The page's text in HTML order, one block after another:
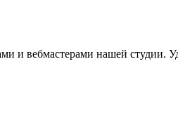
вебмастерами нашей студии.